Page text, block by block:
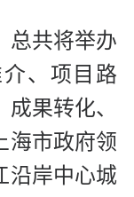
总共将举办
、项目路
果转化、
海市政府领
沿岸中心城